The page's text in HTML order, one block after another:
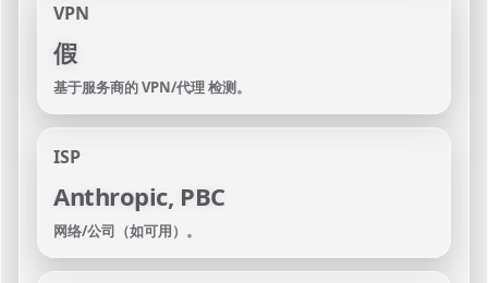
VPN
假
基于服务商的 VPN/代理 检测。
ISP
Anthropic, PBC
网络/公司（如可用）。